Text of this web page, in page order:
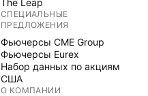
The Leap
СПЕЦИАЛЬНЫЕ
ПРЕДЛОЖЕНИЯ
Фьючерсы CME Group
Фьючерсы Eurex
Набор данных по акциям
США
О КОМПАНИИ